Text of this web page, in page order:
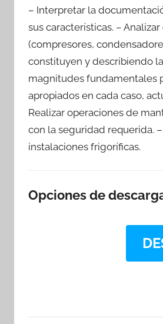
– Interpretar la
sus características. –
(compresores,
constituyen y describiendo
magnitudes fundamentales
apropiados en cada caso,
Realizar operaciones de
con la seguridad requerida.
instalaciones frigoríficas.
Opciones de